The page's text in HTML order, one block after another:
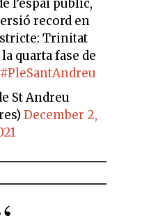
l’espai públic,
record en
Trinitat
quarta fase de
#PleSantAndreu
St Andreu
December 2,